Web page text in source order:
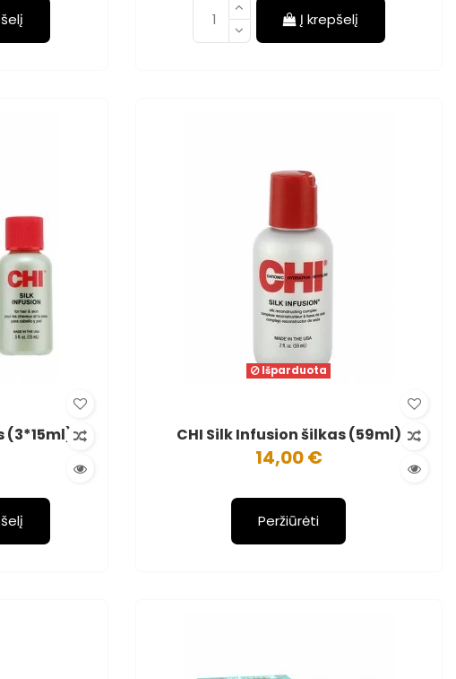
Į krepšelį
(3*15ml)
Išparduota
CHI Silk Infusion šilkas (59ml)
14,00 €
Peržiūrėti